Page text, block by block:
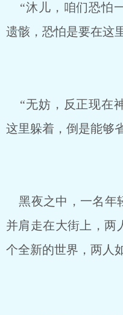
“沐儿，咱们恐怕
遗骸，恐怕是要在这
“无妨，反正现在
这里躲着，倒是能够
黑夜之中，一名年
并肩走在大街上，两
个全新的世界，两人